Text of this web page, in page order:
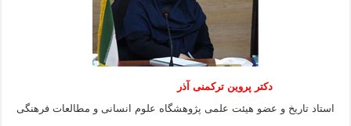
دکتر پروین ترکمنی آذر
استاد تاریخ و عضو هیئت علمی پژوهشگاه علوم انسانی و مطالعات فرهنگى